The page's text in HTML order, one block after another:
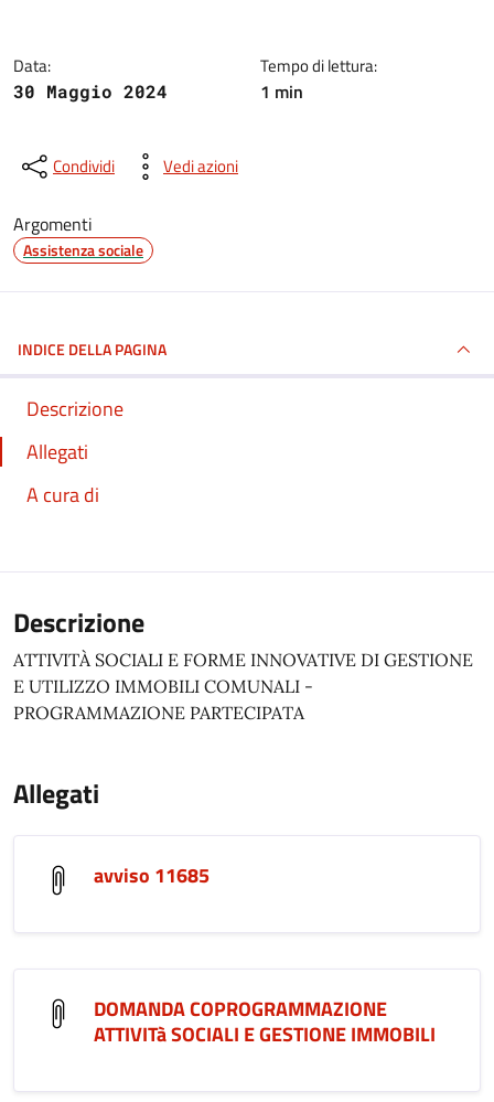
Data:
30 Maggio 2024
Tempo di lettura:
1 min
Condividi Vedi azioni
Argomenti
Assistenza sociale
INDICE DELLA PAGINA
Descrizione
Allegati
A cura di
Descrizione
ATTIVITÀ SOCIALI E FORME INNOVATIVE DI GESTIONE
E UTILIZZO IMMOBILI COMUNALI -
PROGRAMMAZIONE PARTECIPATA
Allegati
avviso 11685
DOMANDA COPROGRAMMAZIONE
ATTIVITà SOCIALI E GESTIONE IMMOBILI